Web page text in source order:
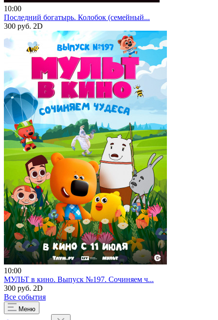
10:00
Последний богатырь. Колобок (семейный...
300 руб. 2D
10:00
МУЛЬТ в кино. Выпуск №197. Сочиняем ч...
300 руб. 2D
Все события
Меню